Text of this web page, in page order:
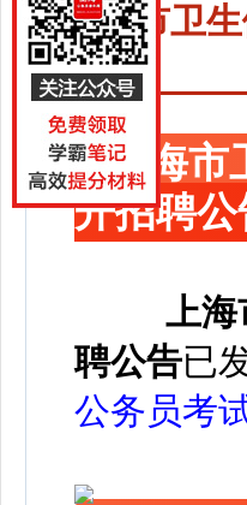
上海市卫
上海市
开招聘
上海
聘公告已
公务员考